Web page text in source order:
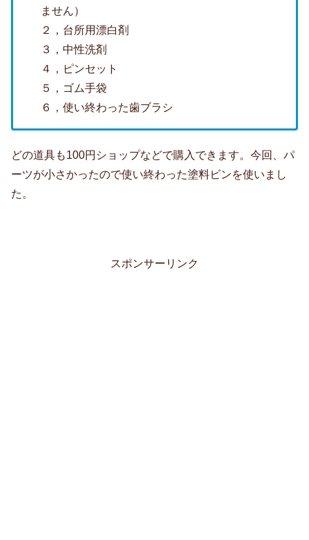
ません）
２，台所用漂白剤
３，中性洗剤
４，ピンセット
５，ゴム手袋
６，使い終わった歯ブラシ
どの道具も100円ショップなどで購入できます。今回、パ
ーツが小さかったので使い終わった塗料ビンを使いまし
た。
スポンサーリンク